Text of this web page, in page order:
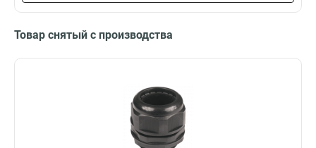
Товар снятый с производства